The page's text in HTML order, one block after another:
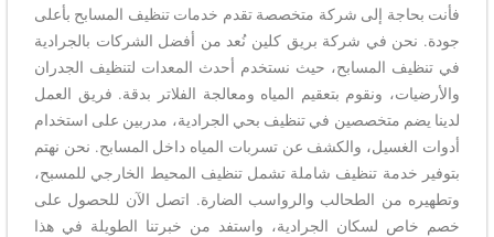
فأنت بحاجة إلى شركة متخصصة تقدم خدمات تنظيف المسابح بأعلى
جودة. نحن في شركة بريق كلين نُعد من أفضل الشركات بالجرادية
في تنظيف المسابح، حيث نستخدم أحدث المعدات لتنظيف الجدران
والأرضيات، ونقوم بتعقيم المياه ومعالجة الفلاتر بدقة. فريق العمل
لدينا يضم متخصصين في تنظيف بحي الجرادية، مدربين على استخدام
أدوات الغسيل، والكشف عن تسربات المياه داخل المسابح. نحن نهتم
بتوفير خدمة تنظيف شاملة تشمل تنظيف المحيط الخارجي للمسبح،
وتطهيره من الطحالب والرواسب الضارة. اتصل الآن للحصول على
خصم خاص لسكان الجرادية، واستفد من خبرتنا الطويلة في هذا